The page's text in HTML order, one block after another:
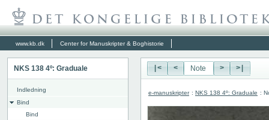
www.kb.dk Center for Manuskripter & Boghistorie
NKS 138 4º: Graduale
Indledning
Bind
Bind
|< < > >|
e-manuskripter : NKS 138 4º: Graduale :